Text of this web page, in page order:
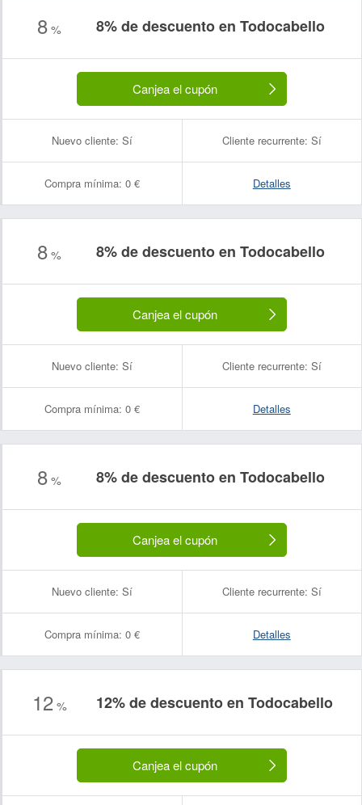
8% 8% de descuento en Todocabello
Canjea el cupón
Nuevo cliente: Sí Cliente recurrente: Sí
Compra mínima: 0 € Detalles
8% 8% de descuento en Todocabello
Canjea el cupón
Nuevo cliente: Sí Cliente recurrente: Sí
Compra mínima: 0 € Detalles
8% 8% de descuento en Todocabello
Canjea el cupón
Nuevo cliente: Sí Cliente recurrente: Sí
Compra mínima: 0 € Detalles
12 % 12% de descuento en Todocabello
Canjea el cupón